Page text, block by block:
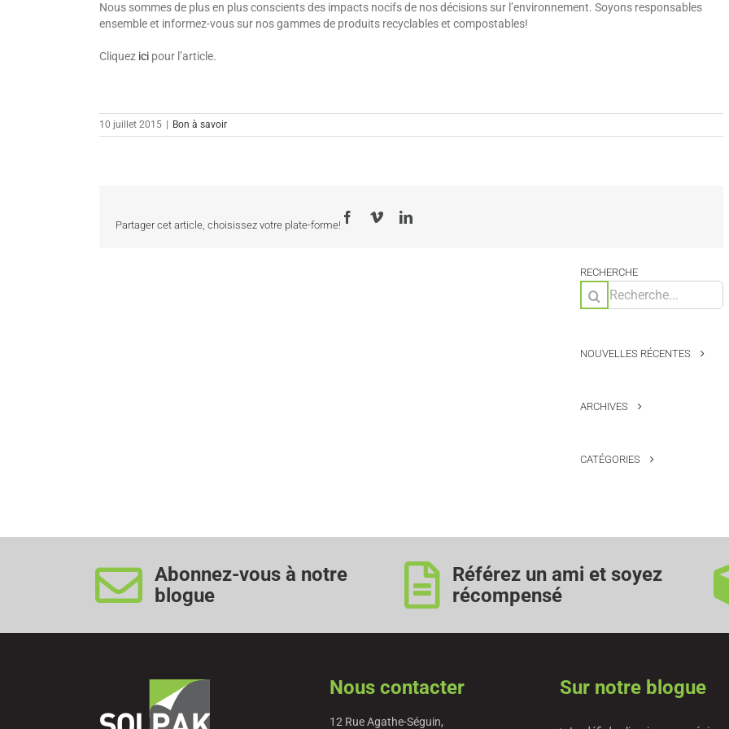
Nous sommes de plus en plus conscients des impacts nocifs de nos décisions sur l’environnement. Soyons responsables
ensemble et informez-vous sur nos gammes de produits recyclables et compostables!
Cliquez ici pour l’article.
10 juillet 2015 Bon à savoir
Partager cet article, choisissez votre plate-forme!
Facebook
VimeoLinkedIn
RECHERCHE
Rechercher:
NOUVELLES RÉCENTES
ARCHIVES
CATÉGORIES
Abonnez-vous à notre
blogue
Référez un ami et soyez
récompensé
Nous contacter
12 Rue Agathe-Séguin,
Sur notre blogue